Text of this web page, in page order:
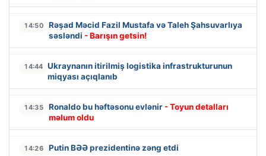
14:50
Rəşad Məcid Fazil Mustafa və Taleh Şahsuvarlıya
səsləndi - Barışın getsin!
14:44 Ukraynanın itirilmiş logistika infrastrukturunun
miqyası açıqlanıb
14:35 Ronaldo bu həftəsonu evlənir - Toyun detalları
məlum oldu
14:26 Putin BƏƏ prezidentinə zəng etdi